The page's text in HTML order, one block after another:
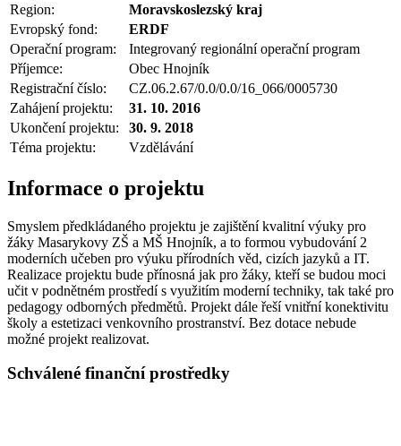
Region:
Moravskoslezský kraj
Evropský fond:
ERDF
Operační program:
Integrovaný regionální operační program
Příjemce:
Obec Hnojník
Registrační číslo:
CZ.06.2.67/0.0/0.0/16_066/0005730
Zahájení projektu:
31. 10. 2016
Ukončení projektu:
30. 9. 2018
Téma projektu:
Vzdělávání
Informace o projektu
Smyslem předkládaného projektu je zajištění kvalitní výuky pro
žáky Masarykovy ZŠ a MŠ Hnojník, a to formou vybudování 2
moderních učeben pro výuku přírodních věd, cizích jazyků a IT.
Realizace projektu bude přínosná jak pro žáky, kteří se budou moci
učit v podnětném prostředí s využitím moderní techniky, tak také pro
pedagogy odborných předmětů. Projekt dále řeší vnitřní konektivitu
školy a estetizaci venkovního prostranství. Bez dotace nebude
možné projekt realizovat.
Schválené finanční prostředky